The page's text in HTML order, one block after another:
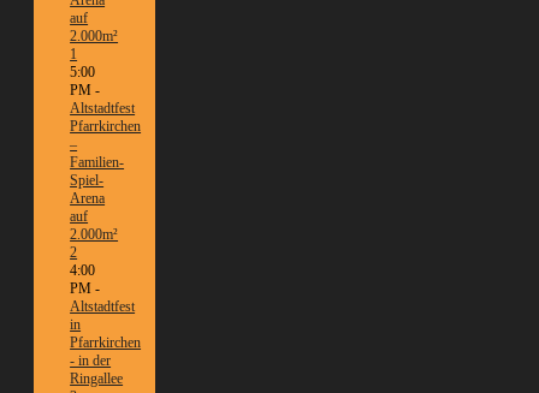
auf
2.000m²
1
5:00
PM -
Altstadtfest
Pfarrkirchen
–
Familien-
Spiel-
Arena
auf
2.000m²
2
4:00
PM -
Altstadtfest
in
Pfarrkirchen
- in der
Ringallee